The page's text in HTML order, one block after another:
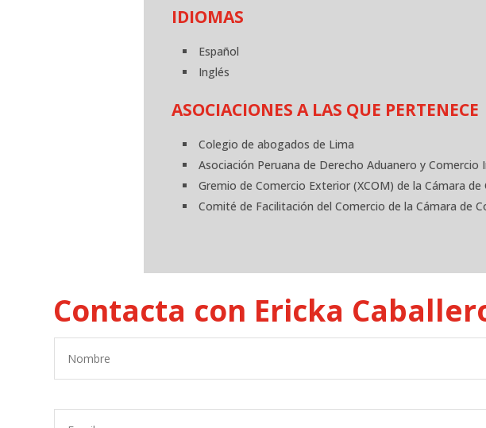
IDIOMAS
Español
Inglés
ASOCIACIONES A LAS QUE PERTENECE
Colegio de abogados de Lima
Asociación Peruana de Derecho Aduanero y Comercio
Gremio de Comercio Exterior (XCOM) de la Cámara
Comité de Facilitación del Comercio de la Cámara de
Contacta con Ericka